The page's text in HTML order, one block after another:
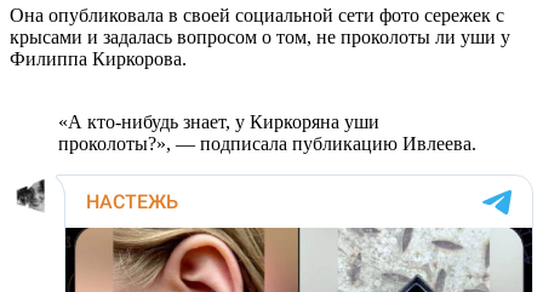
Она опубликовала в своей социальной сети фото сережек с
крысами и задалась вопросом о том, не проколоты ли уши у
Филиппа Киркорова.
«А кто-нибудь знает, у Киркоряна уши
проколоты?», — подписала публикацию Ивлеева.